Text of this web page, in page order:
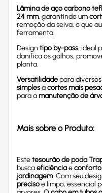
Lâmina de aço carbono
24 mm, garantindo um
remoção da seiva, o que
ferramenta.
Design tipo by-pass, ideal
danifica os galhos,
planta.
Versatilidadepara
simplesacortes mais
para amanutenção de
Mais sobre o Produto:
Estetesourão de poda
buscaeficiênciaeconforto
jardinagem. Com seu
precisoe limpo, essencial